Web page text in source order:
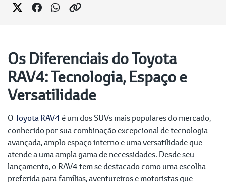
Os Diferenciais do Toyota
RAV4: Tecnologia, Espaço e
Versatilidade
OToyota RAV4 é um dos SUVs mais populares do mercado,
conhecido por sua combinação excepcional de tecnologia
avançada, amplo espaço interno e uma versatilidade que
atende a uma ampla gama de necessidades. Desde seu
lançamento, o RAV4 tem se destacado como uma escolha
preferida para famílias, aventureiros e motoristas que